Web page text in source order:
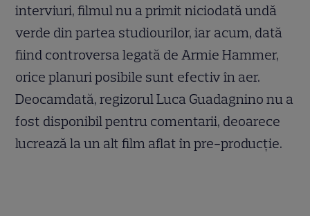
interviuri, filmul nu a primit niciodată undă
verde din partea studiourilor, iar acum, dată
fiind controversa legată de Armie Hammer,
orice planuri posibile sunt efectiv în aer.
Deocamdată, regizorul Luca Guadagnino nu a
fost disponibil pentru comentarii, deoarece
lucrează la un alt film aflat în pre-producție.